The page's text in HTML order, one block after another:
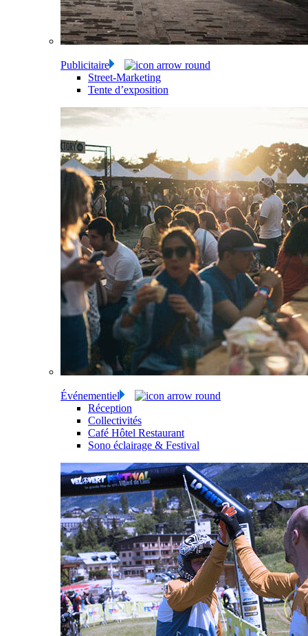
Publicitaire
Street-Marketing
Tente d’exposition
Événementiel
Réception
Collectivités
Café Hôtel Restaurant
Sono éclairage & Festival